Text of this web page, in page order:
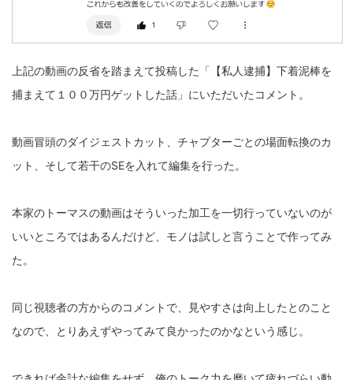
上記の動画の反省を踏まえて投稿した「【私人逮捕】下着泥棒を
捕まえて１００万円ゲットした話」にいただいたコメント。
動画冒頭のダイジェストカット、チャプターごとの場面転換のカ
ット、そして若干のSEを入れて編集を行った。
本家のトーマスの動画はそういった加工を一切行っていないのが
いいところではあるんだけど、モノは試しと言うことで作ってみ
た。
同じ視聴者の方からのコメントで、見やすさは向上したとのこと
なので、とりあえずやってみて良かったのかなという感じ。